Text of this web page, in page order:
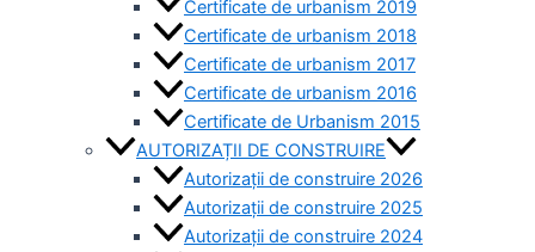
Certificate de urbanism 2019
Certificate de urbanism 2018
Certificate de urbanism 2017
Certificate de urbanism 2016
Certificate de Urbanism 2015
AUTORIZAȚII DE CONSTRUIRE
Autorizații de construire 2026
Autorizații de construire 2025
Autorizații de construire 2024